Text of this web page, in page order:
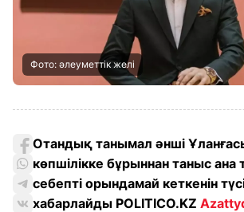
Фото: әлеуметтік желі
Отандық танымал әнші
көпшілікке бұрыннан таныс ана
себепті орындамай кеткенін
хабарлайды POLITICO.KZ